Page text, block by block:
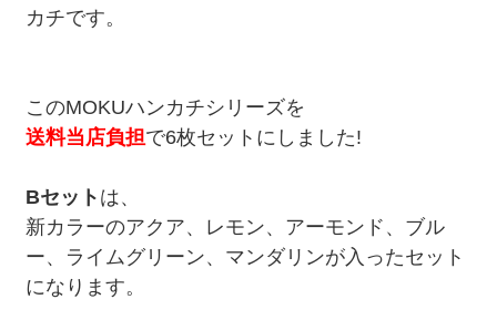
カチです。
このMOKUハンカチシリーズを
送料当店負担で6枚セットにしました!
Bセット は、
新カラーのアクア、レモン、アーモンド、ブル
ー、ライムグリーン、マンダリンが入ったセット
になります。